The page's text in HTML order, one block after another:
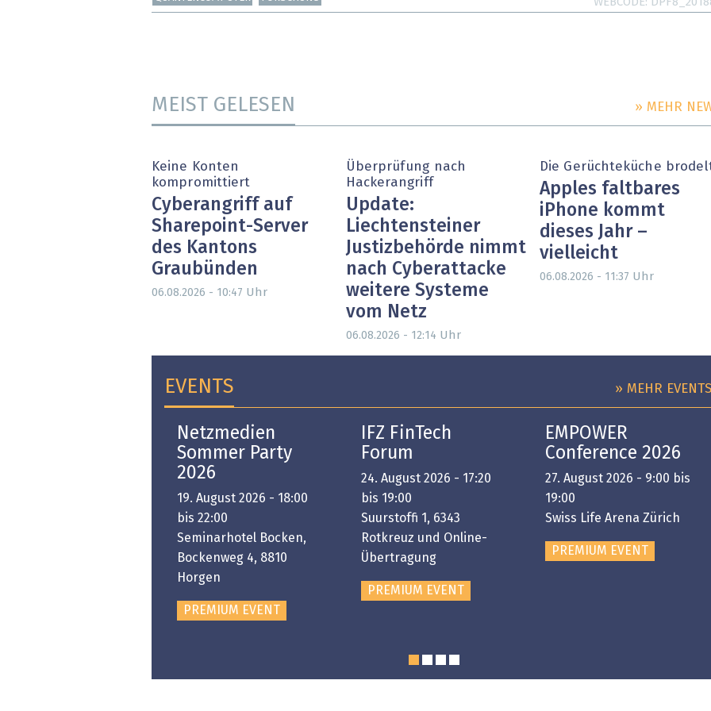
MEIST GELESEN » MEHR
Keine Konten
kompromittiert
Cyberangriff auf
Sharepoint-Server
des Kantons
Graubünden
06.08.2026 - 10:47 Uhr
Überprüfung nach
Hackerangriff
Update:
Liechtensteiner
Justizbehörde nimmt
nach Cyberattacke
weitere Systeme
vom Netz
06.08.2026 - 12:14 Uhr
Die Gerüchteküche
Apples faltbares
iPhone kommt
dieses Jahr –
vielleicht
06.08.2026 - 11:37 Uhr
EVENTS » MEHR EVENTS
Netzmedien
Sommer Party
2026
19. August 2026 - 18:00
bis 22:00
Seminarhotel Bocken,
Bockenweg 4, 8810
Horgen
PREMIUM EVENT
IFZ FinTech
Forum
24. August 2026 - 17:20
bis 19:00
Suurstoffi 1, 6343
Rotkreuz und Online-
Übertragung
PREMIUM EVENT
EMPOWER
Conference 2026
27. August 2026 - 9:00 bis
19:00
Swiss Life Arena Zürich
PREMIUM EVENT